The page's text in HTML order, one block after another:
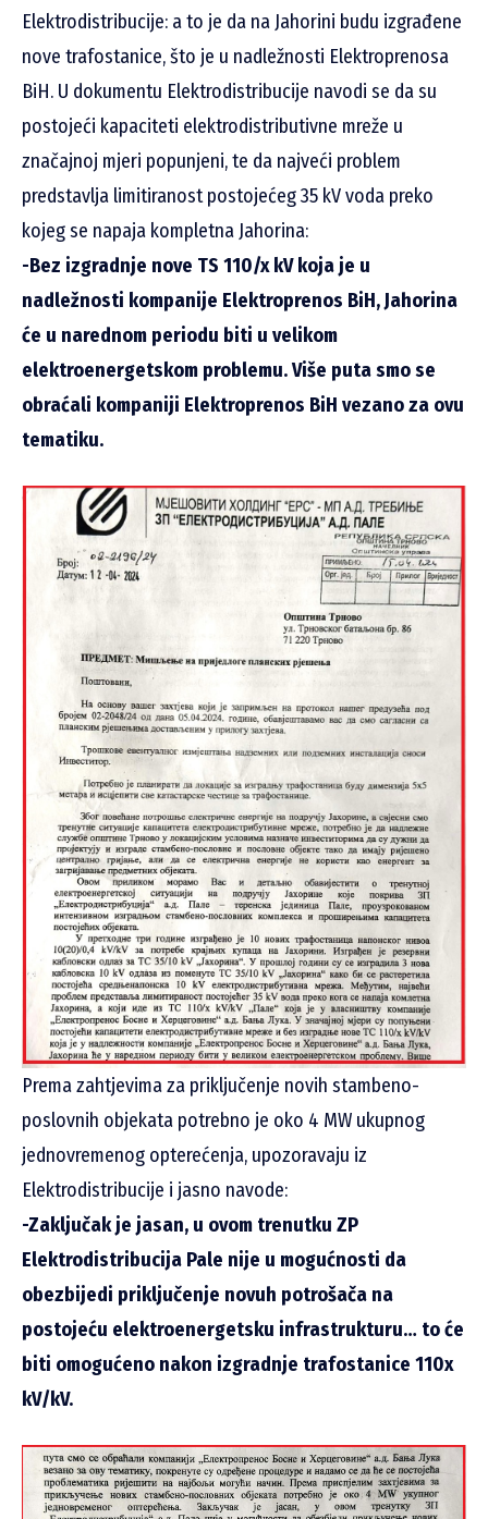
Elektrodistribucije: a to je da na Jahorini budu izgrađene
nove trafostanice, što je u nadležnosti Elektroprenosa
BiH. U dokumentu Elektrodistribucije navodi se da su
postojeći kapaciteti elektrodistributivne mreže u
značajnoj mjeri popunjeni, te da najveći problem
predstavlja limitiranost postojećeg 35 kV voda preko
kojeg se napaja kompletna Jahorina:
-Bez izgradnje nove TS 110/x kV koja je u
nadležnosti kompanije Elektroprenos BiH, Jahorina
će u narednom periodu biti u velikom
elektroenergetskom problemu. Više puta smo se
obraćali kompaniji Elektroprenos BiH vezano za ovu
tematiku.
Prema zahtjevima za priključenje novih stambeno-
poslovnih objekata potrebno je oko 4 MW ukupnog
jednovremenog opterećenja, upozoravaju iz
Elektrodistribucije i jasno navode:
-Zaključak je jasan, u ovom trenutku ZP
Elektrodistribucija Pale nije u mogućnosti da
obezbijedi priključenje novuh potrošača na
postojeću elektroenergetsku infrastrukturu… to će
biti omogućeno nakon izgradnje trafostanice 110x
kV/kV.